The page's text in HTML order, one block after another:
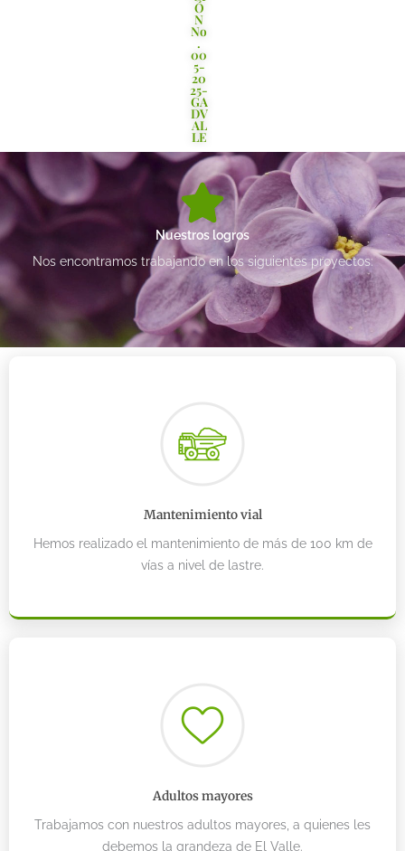
Ó
N
No
.
00
5-
20
25-
GA
DV
AL
LE
Nuestros logros
Nos encontramos trabajando en los siguientes proyectos:
Mantenimiento vial
Hemos realizado el mantenimiento de más de 100 km de
vías a nivel de lastre.
Adultos mayores
Trabajamos con nuestros adultos mayores, a quienes les
debemos la grandeza de El Valle.